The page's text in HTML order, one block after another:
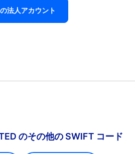
法人アカウント
のその他の SWIFT コード